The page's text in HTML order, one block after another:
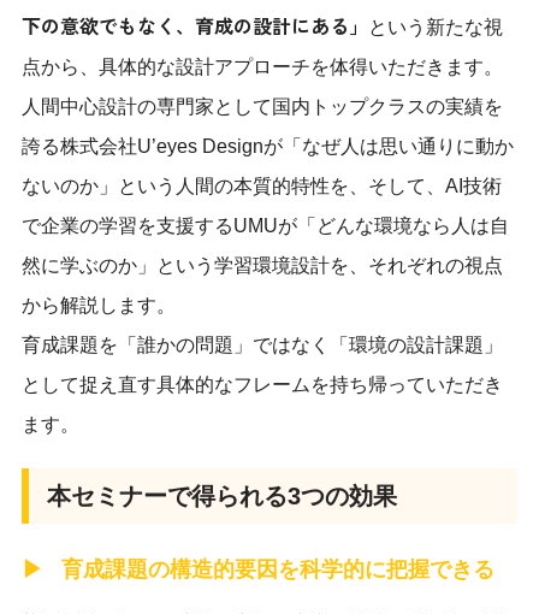
下の意欲でもなく、育成の設計にある」
という新たな視
点から、具体的な設計アプローチを体得いただきます。
人間中心設計の専門家として国内トップクラスの実績を
誇る株式会社U’eyes Designが「なぜ人は思い通りに動か
ないのか」という人間の本質的特性を、そして、AI技術
で企業の学習を支援するUMUが「どんな環境なら人は自
然に学ぶのか」という学習環境設計を、それぞれの視点
から解説します。
育成課題を「誰かの問題」ではなく「環境の設計課題」
として捉え直す具体的なフレームを持ち帰っていただき
ます。
本セミナーで得られる3つの効果
育成課題の構造的要因を科学的に把握できる